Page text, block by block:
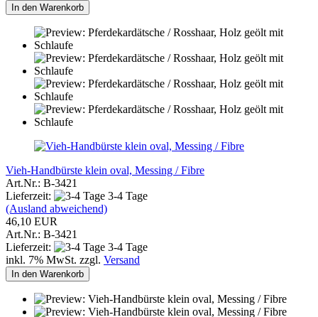
In den Warenkorb
Vieh-Handbürste klein oval, Messing / Fibre
Art.Nr.: B-3421
Lieferzeit:
3-4 Tage
(Ausland abweichend)
46,10 EUR
Art.Nr.: B-3421
Lieferzeit:
3-4 Tage
inkl. 7% MwSt. zzgl. Versand
In den Warenkorb